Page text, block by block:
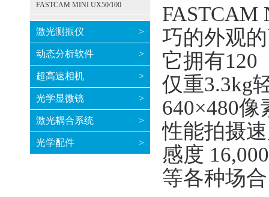
FASTCAM MINI UX50/100
激光测振仪 >
动态分析软件 >
超高速相机 >
光学显微镜 >
激光耦合系统 >
光学配件 >
FASTCAM
巧的外观
它拥有120
仅重3.3kg
640×480
性能拍摄
感度
等各种场